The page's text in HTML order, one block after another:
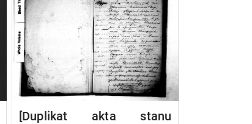
[Duplikat akta stanu